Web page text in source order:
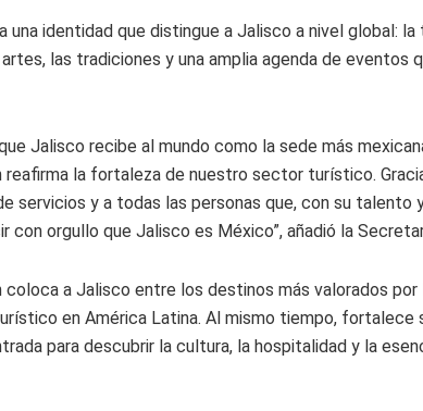
una identidad que distingue a Jalisco a nivel global:
artes, las tradiciones y una amplia agenda de
Jalisco recibe al mundo como la sede más
reafirma la fortaleza de nuestro sector turístico.
servicios y a todas las personas que, con su talento
con orgullo que Jalisco es México”, añadió la
coloca a Jalisco entre los destinos más valorados
en América Latina. Al mismo tiempo, fortalece
para descubrir la cultura, la hospitalidad y la